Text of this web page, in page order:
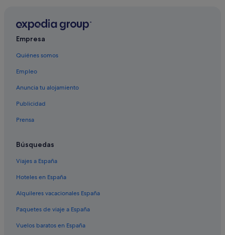
Hoteles baratos en Tahití
Hoteles con spa en Tahití
To'ahotu hoteles
Mahaena hoteles
Papara hoteles
Teva I Uta hoteles
Pueu hoteles
Empresa
Quiénes somos
Empleo
Anuncia tu alojamiento
Publicidad
Prensa
Búsquedas
Viajes a España
Hoteles en España
Alquileres vacacionales España
Paquetes de viaje a España
Vuelos baratos en España